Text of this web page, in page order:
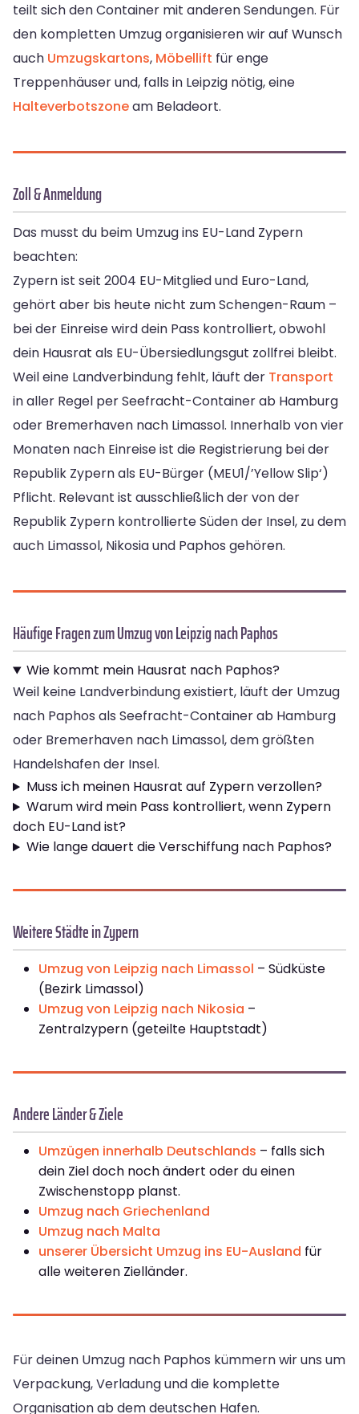
teilt sich den Container mit anderen Sendungen. Für
den kompletten Umzug organisieren wir auf Wunsch
auch Umzugskartons, Möbellift für enge
Treppenhäuser und, falls in Leipzig nötig, eine
Halteverbotszoneam Beladeort.
Zoll & Anmeldung
Das musst du beim Umzug ins EU-Land Zypern
beachten:
Zypern ist seit 2004 EU-Mitglied und Euro-Land,
gehört aber bis heute nicht zum Schengen-Raum –
bei der Einreise wird dein Pass kontrolliert, obwohl
dein Hausrat als EU-Übersiedlungsgut zollfrei bleibt.
Weil eine Landverbindung fehlt, läuft der Transport
in aller Regel per Seefracht-Container ab Hamburg
oder Bremerhaven nach Limassol. Innerhalb von vier
Monaten nach Einreise ist die Registrierung bei der
Republik Zypern als EU-Bürger (MEU1/’Yellow Slip‘)
Pflicht. Relevant ist ausschließlich der von der
Republik Zypern kontrollierte Süden der Insel, zu dem
auch Limassol, Nikosia und Paphos gehören.
Häufige Fragen zum Umzug von Leipzig nach Paphos
Wie kommt mein Hausrat nach Paphos?
Weil keine Landverbindung existiert, läuft der Umzug
nach Paphos als Seefracht-Container ab Hamburg
oder Bremerhaven nach Limassol, dem größten
Handelshafen der Insel.
Muss ich meinen Hausrat auf Zypern verzollen?
Warum wird mein Pass kontrolliert, wenn Zypern
doch EU-Land ist?
Wie lange dauert die Verschiffung nach Paphos?
Weitere Städte in Zypern
Umzug von Leipzig nach Limassol – Südküste
(Bezirk Limassol)
Umzug von Leipzig nach Nikosia –
Zentralzypern (geteilte Hauptstadt)
Andere Länder & Ziele
Umzügen innerhalb Deutschlands – falls sich
dein Ziel doch noch ändert oder du einen
Zwischenstopp planst.
Umzug nach Griechenland
Umzug nach Malta
unserer Übersicht Umzug ins EU-Ausland für
alle weiteren Zielländer.
Für deinen Umzug nach Paphos kümmern wir uns um
Verpackung, Verladung und die komplette
Organisation ab dem deutschen Hafen.